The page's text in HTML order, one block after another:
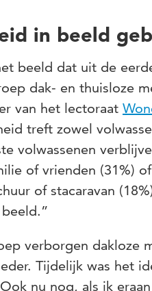
in beeld
beeld dat uit de
dak- en thuisloze
van het lectoraat
treft zowel
volwassenen
of vrienden (31%)
of stacaravan
verborgen dakloze
Tijdelijk was het
nu nog, als ik